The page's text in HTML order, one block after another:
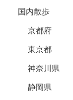
国内散歩
京都府
東京都
神奈川県
静岡県